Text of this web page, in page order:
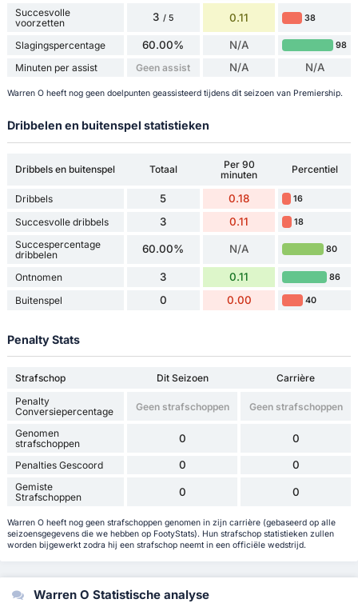
Succesvolle
voorzetten
3 / 5 0.11 38
Slagingspercentage 60.00% N/A 98
Minuten per assist Geen assist N/A N/A
Warren O heeft nog geen doelpunten geassisteerd tijdens dit seizoen van Premiership.
Dribbelen en buitenspel statistieken
Dribbels en buitenspel Totaal
Per 90
minuten
Percentiel
Dribbels 5 0.18 16
Succesvolle dribbels 3 0.11 18
Succespercentage
dribbelen
60.00% N/A 80
Ontnomen 3 0.11 86
Buitenspel 0 0.00 40
Penalty Stats
Strafschop Dit Seizoen
Carrière
Penalty
Conversiepercentage
Geen strafschoppen Geen strafschoppen
Genomen
strafschoppen
0 0
Penalties Gescoord 0 0
Gemiste
Strafschoppen
0 0
Warren O heeft nog geen strafschoppen genomen in zijn carrière (gebaseerd op alle
seizoensgegevens die we hebben op FootyStats). Hun strafschop statistieken zullen
worden bijgewerkt zodra hij een strafschop neemt in een officiële wedstrijd.
Warren O Statistische analyse